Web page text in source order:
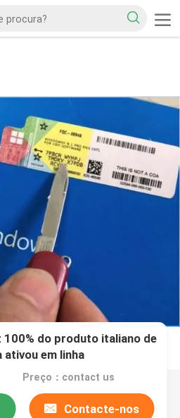
do produto italiano de
ativou em linha
Preço：contact us
Contacte-nos